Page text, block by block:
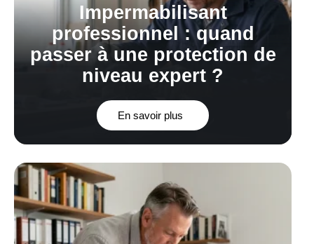
Impermabilisant
professionnel : quand
passer à une protection de
niveau expert ?
En savoir plus